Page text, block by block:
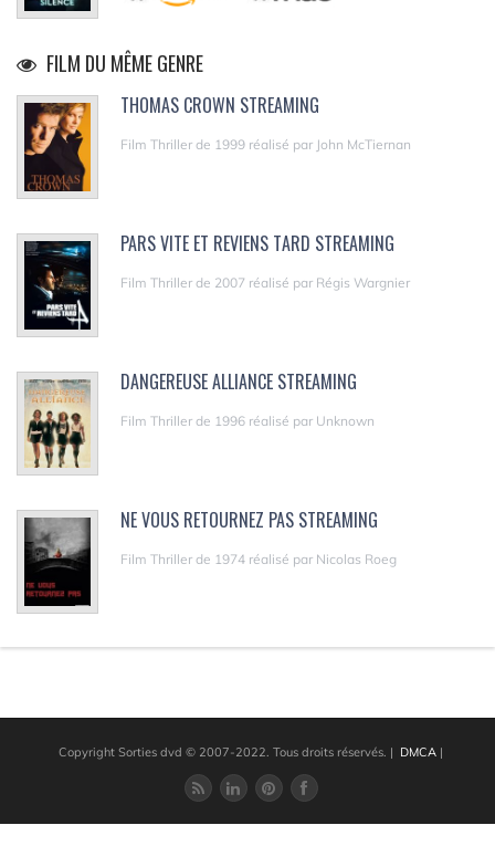
FILM DU MÊME GENRE
THOMAS CROWN STREAMING
Film Thriller de 1999 réalisé par John McTiernan
PARS VITE ET REVIENS TARD STREAMING
Film Thriller de 2007 réalisé par Régis Wargnier
DANGEREUSE ALLIANCE STREAMING
Film Thriller de 1996 réalisé par Unknown
NE VOUS RETOURNEZ PAS STREAMING
Film Thriller de 1974 réalisé par Nicolas Roeg
Copyright Sorties dvd © 2007-2022. Tous droits réservés. | DMCA|